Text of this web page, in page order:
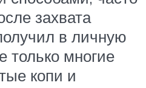
захвата
в личную
только многие
копи и